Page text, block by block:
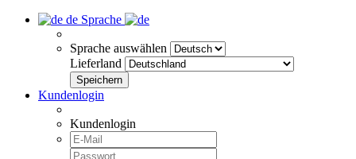
de Sprache
Sprache auswählen
Lieferland
Kundenlogin
Kundenlogin